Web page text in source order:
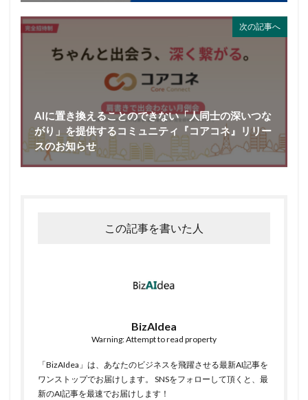
次の記事へ
AIに置き換えることのできない「人同士の深いつな
がり」を提供するコミュニティ『コアコネ』リリー
スのお知らせ
この記事を書いた人
BizAIdea
Warning: Attempt to read property
「BizAIdea」は、あなたのビジネスを飛躍させる最新AI記事を
ワンストップでお届けします。 SNSをフォローして頂くと、最
新のAI記事を最速でお届けします！